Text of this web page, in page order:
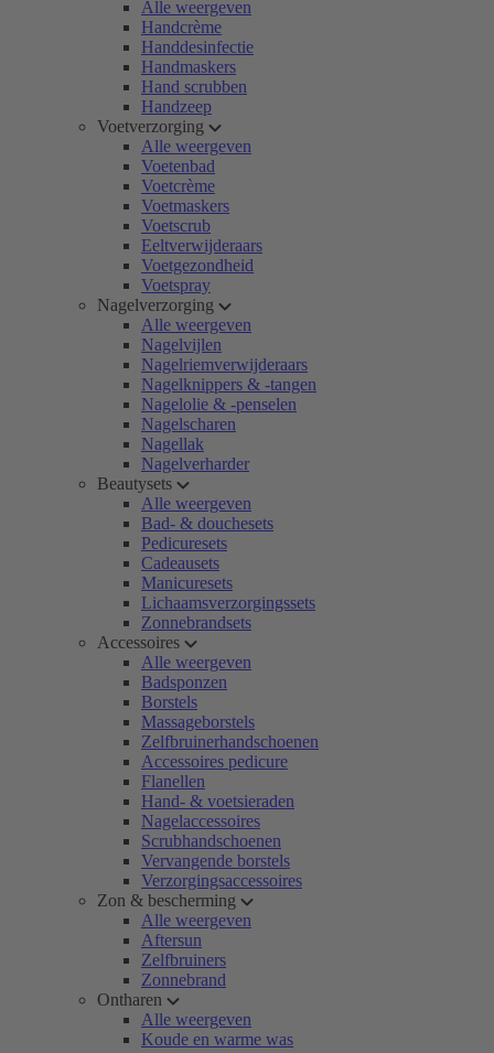
Alle weergeven
Handcrème
Handdesinfectie
Handmaskers
Hand scrubben
Handzeep
Voetverzorging
Alle weergeven
Voetenbad
Voetcrème
Voetmaskers
Voetscrub
Eeltverwijderaars
Voetgezondheid
Voetspray
Nagelverzorging
Alle weergeven
Nagelvijlen
Nagelriemverwijderaars
Nagelknippers & -tangen
Nagelolie & -penselen
Nagelscharen
Nagellak
Nagelverharder
Beautysets
Alle weergeven
Bad- & douchesets
Pedicuresets
Cadeausets
Manicuresets
Lichaamsverzorgingssets
Zonnebrandsets
Accessoires
Alle weergeven
Badsponzen
Borstels
Massageborstels
Zelfbruinerhandschoenen
Accessoires pedicure
Flanellen
Hand- & voetsieraden
Nagelaccessoires
Scrubhandschoenen
Vervangende borstels
Verzorgingsaccessoires
Zon & bescherming
Alle weergeven
Aftersun
Zelfbruiners
Zonnebrand
Ontharen
Alle weergeven
Koude en warme was